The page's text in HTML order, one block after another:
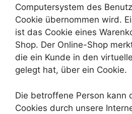
Computersystem des
Cookie übernommen wird.
ist das Cookie eines
Shop. Der Online-Shop
die ein Kunde in den
gelegt hat, über ein Cookie.
Die betroffene Person kann
Cookies durch unsere